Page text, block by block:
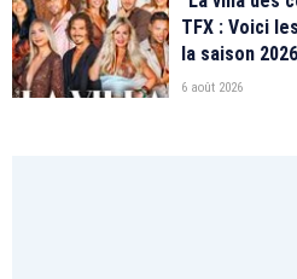
TFX : Voici
la saison 2026
6 août 2026